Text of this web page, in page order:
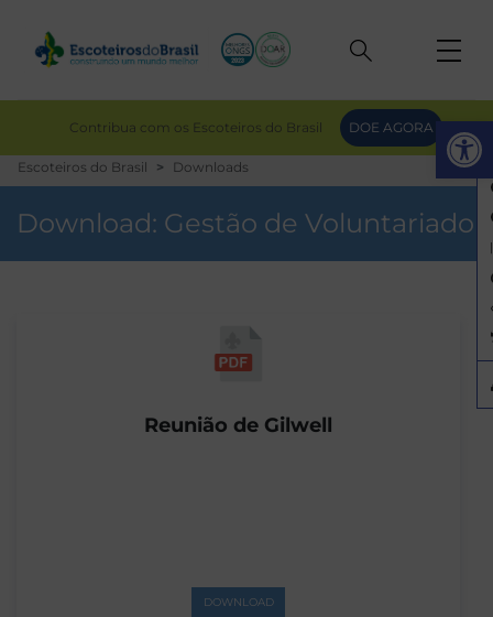
Contribua com os Escoteiros do Brasil DOE AGORA
Escoteiros do Brasil Downloads
Download: Gestão de Voluntariado
Reunião de Gilwell
DOWNLOAD